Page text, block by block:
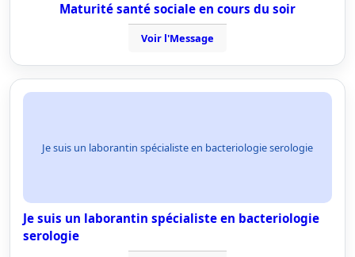
Maturité santé sociale en cours du soir
Voir l'Message
Je suis un laborantin spécialiste en bacteriologie serologie
Je suis un laborantin spécialiste en bacteriologie
serologie